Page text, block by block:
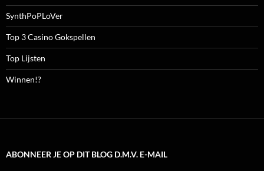
SynthPoPLoVer
Top 3 Casino Gokspellen
Top Lijsten
Winnen!?
ABONNEER JE OP DIT BLOG D.M.V. E-MAIL